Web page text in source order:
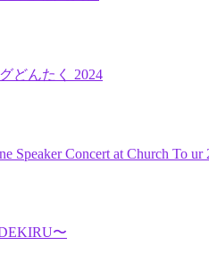
どんたく 2024
Speaker Concert at Church To ur
〜